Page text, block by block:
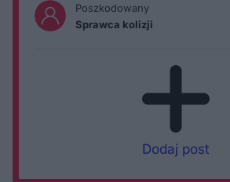
Poszkodowany
Sprawca kolizji
Dodaj post